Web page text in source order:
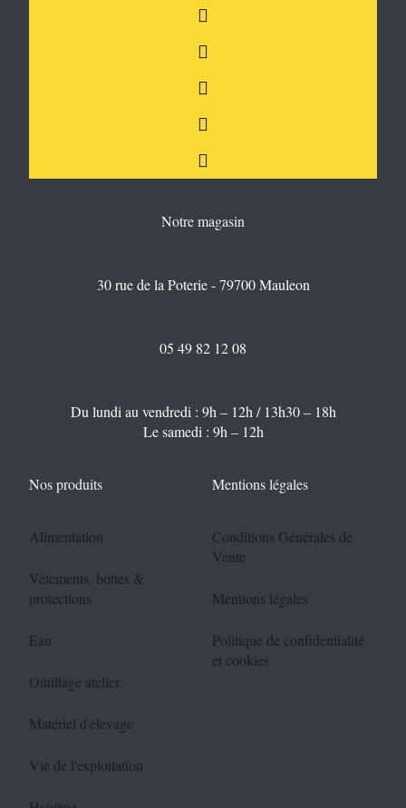
Notre magasin
30 rue de la Poterie - 79700 Mauleon
05 49 82 12 08
Du lundi au vendredi : 9h – 12h / 13h30 – 18h
Le samedi : 9h – 12h
Nos produits
Alimentation
Vêtements, bottes &
protections
Eau
Outillage atelier
Matériel d'élevage
Vie de l'exploitation
Mentions légales
Conditions Générales de
Vente
Mentions légales
Politique de confidentialité
et cookies